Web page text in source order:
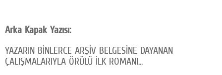
Arka Kapak Yazısı:
YAZARIN BİNLERCE ARŞİV BELGESİNE DAYANAN
ÇALIŞMALARIYLA ÖRÜLÜ İLK ROMANI...